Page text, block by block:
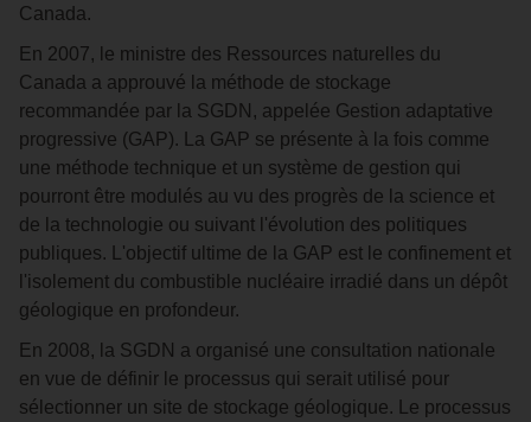
Canada.
En 2007, le ministre des Ressources naturelles du
Canada a approuvé la méthode de stockage
recommandée par la SGDN, appelée Gestion adaptative
progressive (GAP). La GAP se présente à la fois comme
une méthode technique et un système de gestion qui
pourront être modulés au vu des progrès de la science et
de la technologie ou suivant l'évolution des politiques
publiques. L'objectif ultime de la GAP est le confinement et
l'isolement du combustible nucléaire irradié dans un dépôt
géologique en profondeur.
En 2008, la SGDN a organisé une consultation nationale
en vue de définir le processus qui serait utilisé pour
sélectionner un site de stockage géologique. Le processus